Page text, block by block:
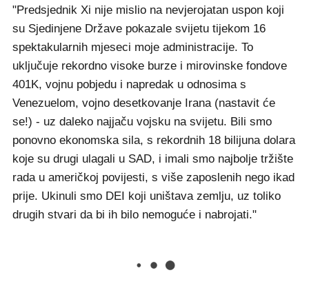
"Predsjednik Xi nije mislio na nevjerojatan uspon koji
su Sjedinjene Države pokazale svijetu tijekom 16
spektakularnih mjeseci moje administracije. To
uključuje rekordno visoke burze i mirovinske fondove
401K, vojnu pobjedu i napredak u odnosima s
Venezuelom, vojno desetkovanje Irana (nastavit će
se!) - uz daleko najjaču vojsku na svijetu. Bili smo
ponovno ekonomska sila, s rekordnih 18 bilijuna dolara
koje su drugi ulagali u SAD, i imali smo najbolje tržište
rada u američkoj povijesti, s više zaposlenih nego ikad
prije. Ukinuli smo DEI koji uništava zemlju, uz toliko
drugih stvari da bi ih bilo nemoguće i nabrojati."